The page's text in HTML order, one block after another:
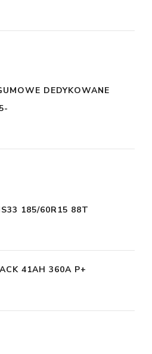
DEDYKOWANE
185/60R15 88T
41AH 360A P+